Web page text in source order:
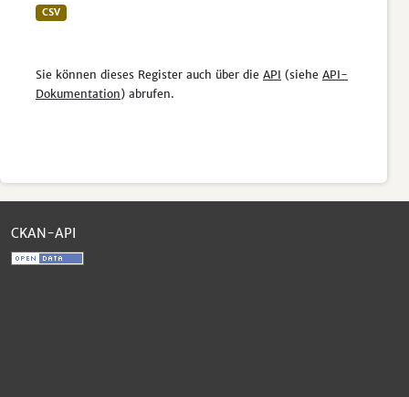
CSV
Sie können dieses Register auch über die API (siehe API-
Dokumentation) abrufen.
CKAN-API